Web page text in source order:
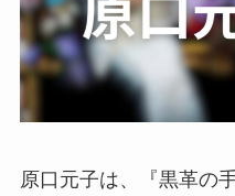
原口元子は、『黒革の